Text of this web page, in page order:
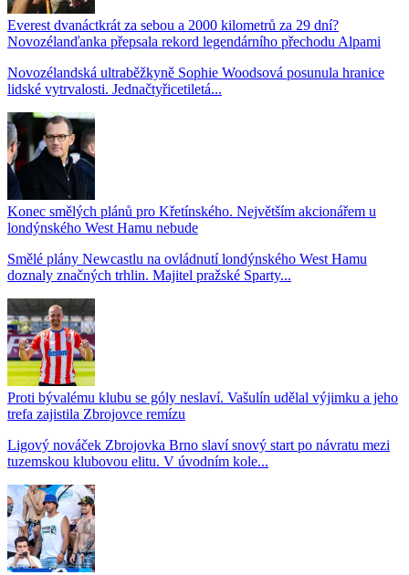
Everest dvanáctkrát za sebou a 2000 kilometrů za 29 dní?
Novozélanďanka přepsala rekord legendárního přechodu Alpami
Novozélandská ultraběžkyně Sophie Woodsová posunula hranice
lidské vytrvalosti. Jednačtyřicetiletá...
Konec smělých plánů pro Křetínského. Největším akcionářem u
londýnského West Hamu nebude
Smělé plány Newcastlu na ovládnutí londýnského West Hamu
doznaly značných trhlin. Majitel pražské Sparty...
Proti bývalému klubu se góly neslaví. Vašulín udělal výjimku a jeho
trefa zajistila Zbrojovce remízu
Ligový nováček Zbrojovka Brno slaví snový start po návratu mezi
tuzemskou klubovou elitu. V úvodním kole...